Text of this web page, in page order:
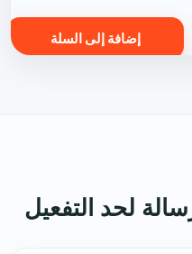
إضافة إلى السلة
لحد التفعيل